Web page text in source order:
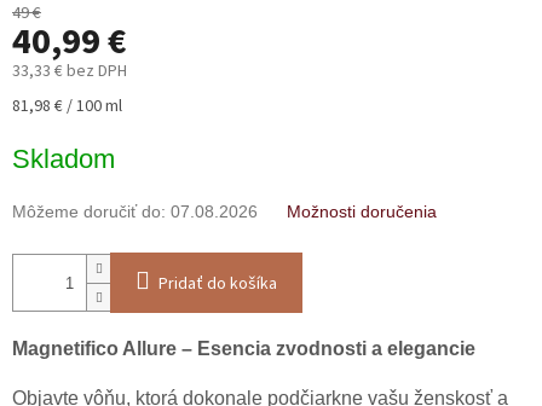
49 €
40,99 €
33,33 € bez DPH
Jednotková
81,98 € / 100 ml
Skladom
Môžeme doručiť do: 07.08.2026 Možnosti doručenia
Pridať do košíka
Magnetifico Allure – Esencia zvodnosti a elegancie
Objavte vôňu, ktorá dokonale podčiarkne vašu ženskosť a